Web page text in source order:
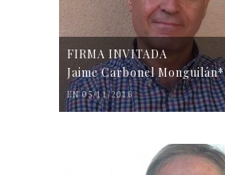
FIRMA INVITADA
Jaime Carbonel Monguilán*
EN 05/11/2016